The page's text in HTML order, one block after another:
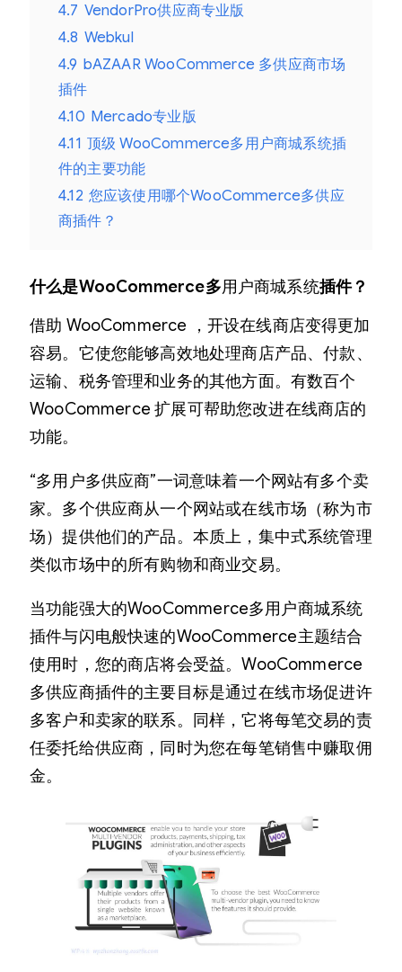
4.7 VendorPro供应商专业版
4.8 Webkul
4.9 bAZAAR WooCommerce 多供应商市场
插件
4.10 Mercado专业版
4.11 顶级 WooCommerce多用户商城系统插
件的主要功能
4.12 您应该使用哪个WooCommerce多供应
商插件？
什么是WooCommerce多用户商城系统插件？
借助 WooCommerce ，开设在线商店变得更加
容易。它使您能够高效地处理商店产品、付款、
运输、税务管理和业务的其他方面。有数百个
WooCommerce 扩展可帮助您改进在线商店的
功能。
“多用户多供应商”一词意味着一个网站有多个卖
家。多个供应商从一个网站或在线市场（称为市
场）提供他们的产品。本质上，集中式系统管理
类似市场中的所有购物和商业交易。
当功能强大的WooCommerce多用户商城系统
插件与闪电般快速的WooCommerce主题结合
使用时，您的商店将会受益。WooCommerce
多供应商插件的主要目标是通过在线市场促进许
多客户和卖家的联系。同样，它将每笔交易的责
任委托给供应商，同时为您在每笔销售中赚取佣
金。